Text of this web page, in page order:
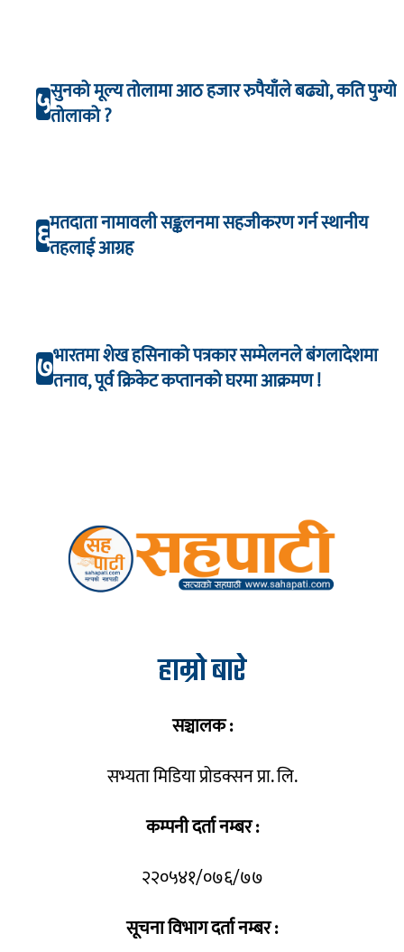
५सुनको मूल्य तोलामा आठ हजार रुपैयाँले बढ्यो, कति पुग्यो
तोलाको ?
६मतदाता नामावली सङ्कलनमा सहजीकरण गर्न स्थानीय
तहलाई आग्रह
७भारतमा शेख हसिनाको पत्रकार सम्मेलनले बंगलादेशमा
तनाव, पूर्व क्रिकेट कप्तानको घरमा आक्रमण !
हाम्रो बारे
सञ्चालक :
सभ्यता मिडिया प्रोडक्सन प्रा. लि.
कम्पनी दर्ता नम्बर :
२२०५४१/०७६/७७
सूचना विभाग दर्ता नम्बर :